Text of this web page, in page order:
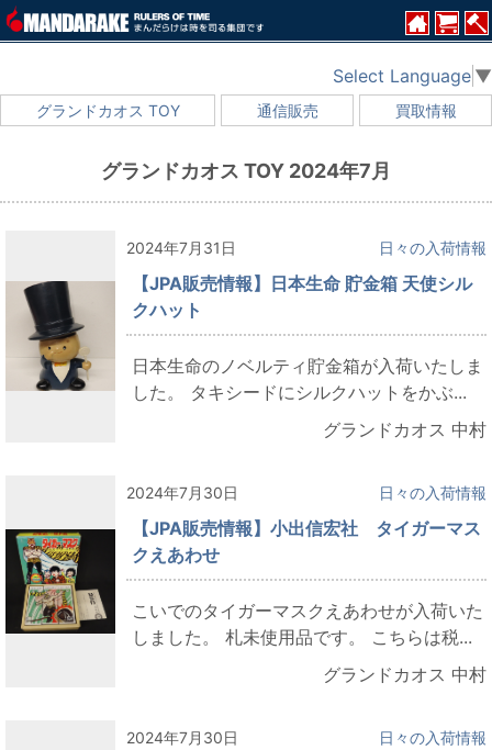
グランドカオス TOY 通信販売 買取情報
Select Language ▼
グランドカオス TOY 2024年7月
2024年7月31日 日々の入荷情報
【JPA販売情報】日本生命 貯金箱 天使シル
クハット
日本生命のノベルティ貯金箱が入荷いたしま
した。 タキシードにシルクハットをかぶ...
グランドカオス 中村
2024年7月30日 日々の入荷情報
【JPA販売情報】小出信宏社 タイガーマス
クえあわせ
こいでのタイガーマスクえあわせが入荷いた
しました。 札未使用品です。 こちらは税...
グランドカオス 中村
2024年7月30日 日々の入荷情報